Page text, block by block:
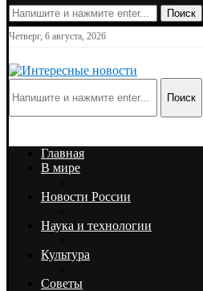
Поиск
Четверг, 6 августа, 2026
Поиск
Главная
В мире
Новости России
Наука и технологии
Культура
Советы